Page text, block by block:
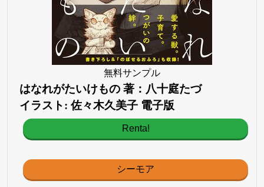
無料サンプル
はなれがたいけもの 著：八十庭たづ
イラスト: 佐々木久美子 電子版
Renta!
シーモア